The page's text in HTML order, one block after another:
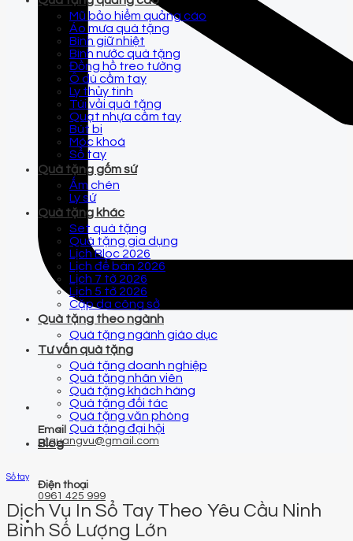
Email
qtquangvu@gmail.com
Điện thoại
0961 425 999
Mũ bảo hiểm quảng cáo
Áo mưa quà tặng
Bình giữ nhiệt
Bình nước quà tặng
Đồng hồ treo tường
Ô dù cầm tay
Ly thủy tinh
Túi vải quà tặng
Quạt nhựa cầm tay
Bút bi
Móc khoá
Sổ tay
Quà tặng gốm sứ
Ấm chén
Ly sứ
Quà tặng khác
Set quà tặng
Quà tặng gia dụng
Lịch Bloc 2026
Lịch để bàn 2026
Lịch 7 tờ 2026
Lịch 5 tờ 2026
Cặp da công sở
Quà tặng theo ngành
Quà tặng ngành giáo dục
Tư vấn quà tặng
Quà tặng doanh nghiệp
Quà tặng nhân viên
Quà tặng khách hàng
Quà tặng đối tác
Quà tặng văn phòng
Quà tặng đại hội
Blog
Sổ tay
Dịch Vụ In Sổ Tay Theo Yêu Cầu Ninh
Bình Số Lượng Lớn